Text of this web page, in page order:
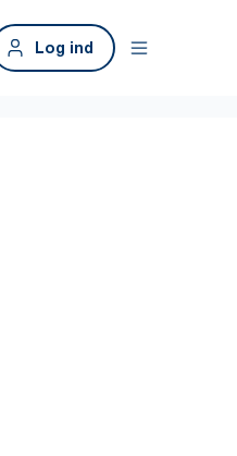
Log ind